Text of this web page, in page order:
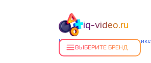
iq-video.ru
Ремонт видеокамер в Нальчике
ВЫБЕРИТЕ БРЕНД